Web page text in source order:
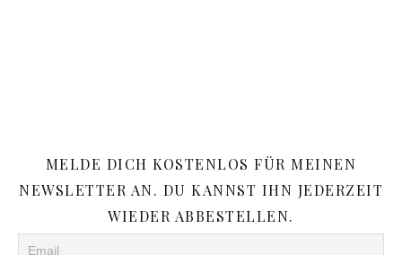
MELDE DICH KOSTENLOS FÜR MEINEN
NEWSLETTER AN. DU KANNST IHN JEDERZEIT
WIEDER ABBESTELLEN.